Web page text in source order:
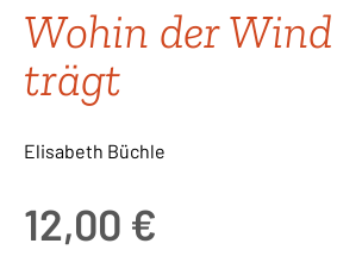
Wohin der
trägt
Elisabeth Büchle
12,00 €